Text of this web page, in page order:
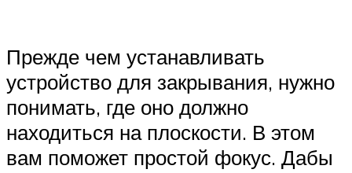
Прежде чем устанавливать
устройство для закрывания, нужно
понимать, где оно должно
находиться на плоскости. В этом
вам поможет простой фокус. Дабы